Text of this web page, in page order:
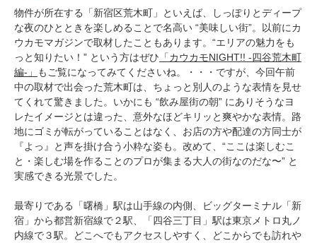
物件が所在する「新宿区荒木町」といえば、しっぽりとディープ
な夜のひとときを楽しめることで名高い “美味しい街”。以前にカ
ウカモマガジンで取材したこともあります。“エリアの魅力をも
っと知りたい！” という方はぜひ 「カウカモNIGHT!! -四谷荒木町
編-」
もご覧になってみてくださいね。・・・ですが、今回午前
中の取材で出会った荒木町は、ちょっと別人のような表情を見せ
てくれて驚きました。いかにも “飲み屋街の朝” にありそうなヨ
レたイメージとは違った、意外なほどキリッと爽やかな表情。路
地にゴミが転がっていることはなく、お店の方や配達の方同士が
『よっ』と声を掛け合う小粋な姿も。改めて、“ここは楽しむこ
と・楽しむ場を作ることのプロが集まる大人の街なのだな〜” と
実感できる光景でした。
最寄りである「曙橋」駅は山手線の内側、ビッグターミナル「新
宿」から都営新宿線で２駅、「四谷三丁目」駅は東京メトロ丸ノ
内線で３駅。どこへでもアクセスしやすく、どこからでも訪れや